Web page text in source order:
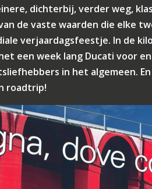
dichterbij, verder weg,
de vaste waarden die elke
verjaardagsfeestje. In de
een week lang Ducati voor
in het algemeen. En
roadtrip!